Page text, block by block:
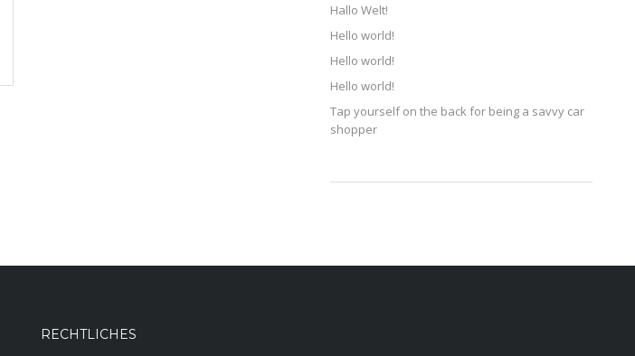
Hallo Welt!
Hello world!
Hello world!
Hello world!
Tap yourself on the back for being a savvy car
shopper
RECHTLICHES